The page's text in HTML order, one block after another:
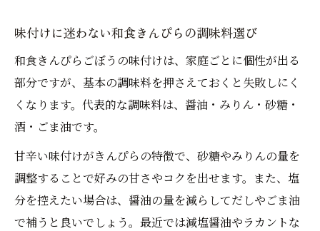
味付けに迷わない和食きんぴらの調味料選び
和食きんぴらごぼうの味付けは、家庭ごとに個性が出る
部分ですが、基本の調味料を押さえておくと失敗しにく
くなります。代表的な調味料は、醤油・みりん・砂糖・
酒・ごま油です。
甘辛い味付けがきんぴらの特徴で、砂糖やみりんの量を
調整することで好みの甘さやコクを出せます。また、塩
分を控えたい場合は、醤油の量を減らしてだしやごま油
で補うと良いでしょう。最近では減塩醤油やラカントな